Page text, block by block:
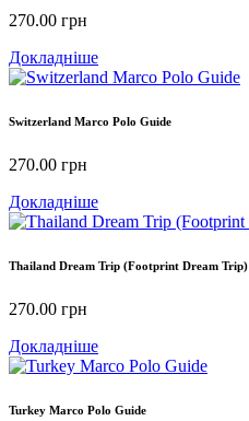
270.00 грн
Докладніше
Switzerland Marco Polo Guide
270.00 грн
Докладніше
Thailand Dream Trip (Footprint Dream Trip)
270.00 грн
Докладніше
Turkey Marco Polo Guide